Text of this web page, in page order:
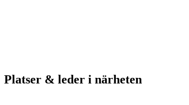
Platser & leder i närheten